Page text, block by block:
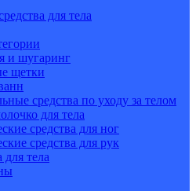
для тела
и шугаринг
щетки
средства по уходу за телом
для тела
средства для ног
средства для рук
тела